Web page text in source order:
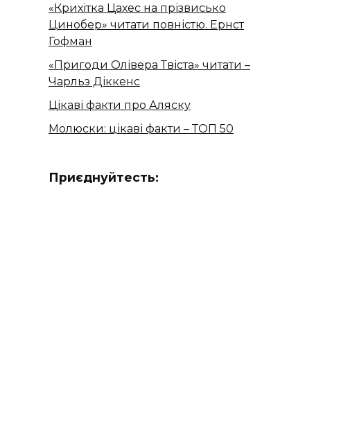
«Крихітка Цахес на прізвисько
Цинобер» читати повністю. Ернст
Гофман
«Пригоди Олівера Твіста» читати –
Чарльз Діккенс
Цікаві факти про Аляску
Молюски: цікаві факти – ТОП 50
Приєднуйтесть: